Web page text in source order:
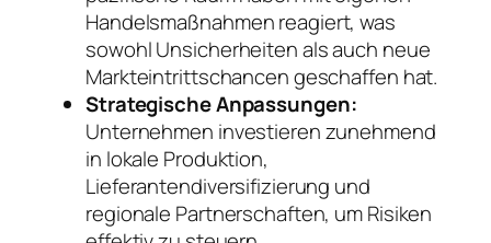
Handelsmaßnahmen reagiert, was
sowohl Unsicherheiten als auch neue
Markteintrittschancen geschaffen hat.
Strategische Anpassungen:
Unternehmen investieren zunehmend
in lokale Produktion,
Lieferantendiversifizierung und
regionale Partnerschaften, um Risiken